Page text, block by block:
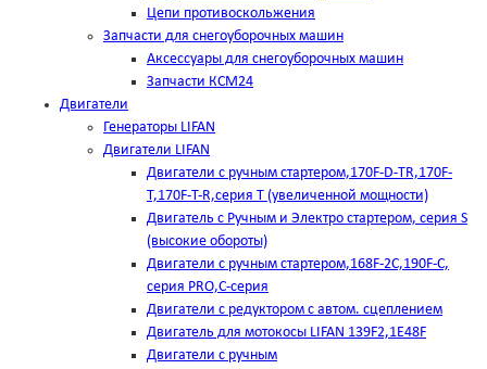
Цепи противоскольжения
Запчасти для снегоуборочных машин
Аксессуары для снегоуборочных машин
Запчасти КСМ24
Двигатели
Генераторы LIFAN
Двигатели LIFAN
Двигатели с ручным стартером,170F-D-TR,170F-
T,170F-T-R,серия Т (увеличенной мощности)
Двигатель с Ручным и Электро стартером, серия S
(высокие обороты)
Двигатели с ручным стартером,168F-2C,190F-C,
серия PRO,C-серия
Двигатели с редуктором с автом. сцеплением
Двигатель для мотокосы LIFAN 139F2,1E48F
Двигатели с ручным